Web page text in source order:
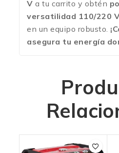
V a tu carrito y obtén
versatilidad 110/220
en un equipo robusto.
asegura tu energía